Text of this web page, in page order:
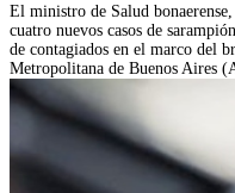
El ministro de Salud
cuatro nuevos casos de
de contagiados en el marco del
Metropolitana de Buenos Aires